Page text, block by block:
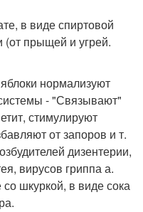
в виде спиртовой
(от прыщей и угрей.
нормализуют
- "Связывают"
стимулируют
от запоров и т.
дизентерии,
вирусов гриппа а.
шкуркой, в виде сока